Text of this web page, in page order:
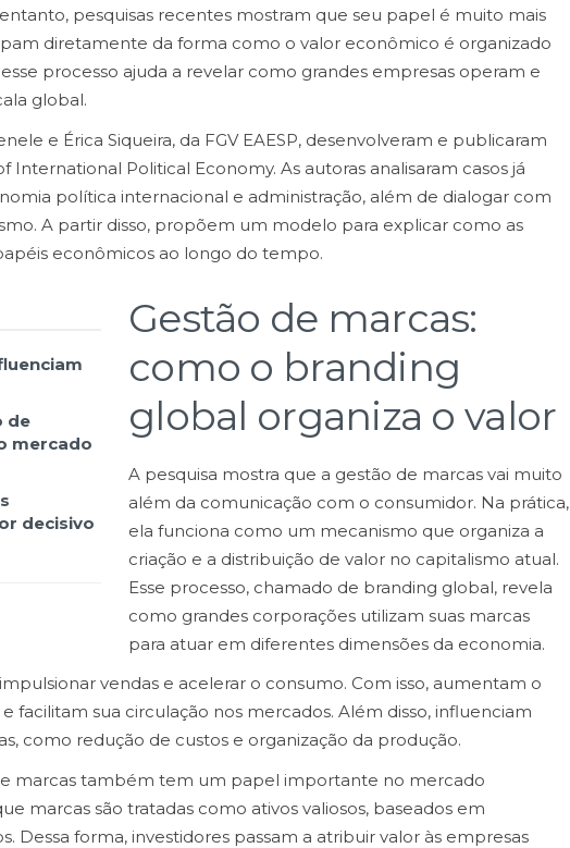
pesquisas recentes mostram que seu papel é muito mais
diretamente da forma como o valor econômico é organizado
processo ajuda a revelar como grandes empresas operam e
global.
e Érica Siqueira, da FGV EAESP, desenvolveram e publicaram
International Political Economy. As autoras analisaram casos já
política internacional e administração, além de dialogar com
A partir disso, propõem um modelo para explicar como as
econômicos ao longo do tempo.
de
mercado
decisivo
Gestão de marcas:
como o branding
global organiza o valor
A pesquisa mostra que a gestão de marcas vai muito
além da comunicação com o consumidor. Na prática,
ela funciona como um mecanismo que organiza a
criação e a distribuição de valor no capitalismo atual.
Esse processo, chamado de branding global, revela
como grandes corporações utilizam suas marcas
para atuar em diferentes dimensões da economia.
vendas e acelerar o consumo. Com isso, aumentam o
facilitam sua circulação nos mercados. Além disso, influenciam
como redução de custos e organização da produção.
marcas também tem um papel importante no mercado
marcas são tratadas como ativos valiosos, baseados em
Dessa forma, investidores passam a atribuir valor às empresas